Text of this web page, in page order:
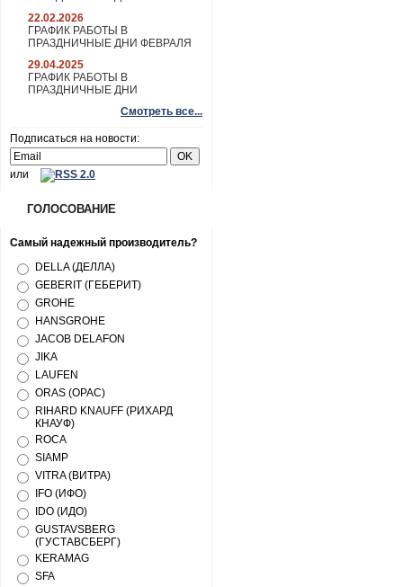
22.02.2026
ГРАФИК РАБОТЫ В
ПРАЗДНИЧНЫЕ ДНИ ФЕВРАЛЯ
29.04.2025
ГРАФИК РАБОТЫ В
ПРАЗДНИЧНЫЕ ДНИ
Смотреть все...
Подписаться на новости:
или
ГОЛОСОВАНИЕ
Самый надежный производитель?
DELLA (ДЕЛЛА)
GEBERIT (ГЕБЕРИТ)
GROHE
HANSGROHE
JACOB DELAFON
JIKA
LAUFEN
ORAS (ОРАС)
RIHARD KNAUFF (РИХАРД
КНАУФ)
ROCA
SIAMP
VITRA (ВИТРА)
IFO (ИФО)
IDO (ИДО)
GUSTAVSBERG
(ГУСТАВСБЕРГ)
KERAMAG
SFA